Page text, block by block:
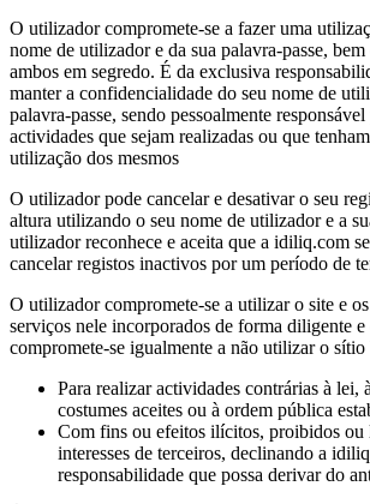
O utilizador compromete-se a fazer uma
nome de utilizador e da sua palavra-passe,
ambos em segredo. É da exclusiva
manter a confidencialidade do seu nome de
palavra-passe, sendo pessoalmente
actividades que sejam realizadas ou que
utilização dos mesmos
O utilizador pode cancelar e desativar o seu
altura utilizando o seu nome de utilizador e a
utilizador reconhece e aceita que a idiliq.com
cancelar registos inactivos por um período de
O utilizador compromete-se a utilizar o site e
serviços nele incorporados de forma diligente
compromete-se igualmente a não utilizar o sítio
Para realizar actividades contrárias à lei,
costumes aceites ou à ordem pública
Com fins ou efeitos ilícitos, proibidos ou
interesses de terceiros, declinando a
responsabilidade que possa derivar do